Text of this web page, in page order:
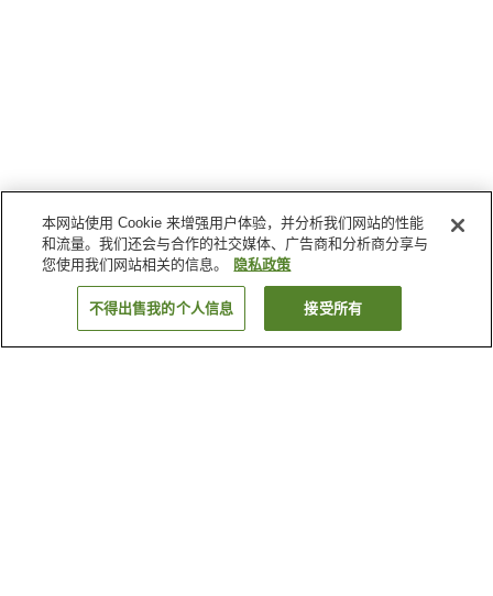
本网站使用 Cookie 来增强用户体验，并分析我们网站的性能
和流量。我们还会与合作的社交媒体、广告商和分析商分享与
您使用我们网站相关的信息。
隐私政策
不得出售我的个人信息 接受所有